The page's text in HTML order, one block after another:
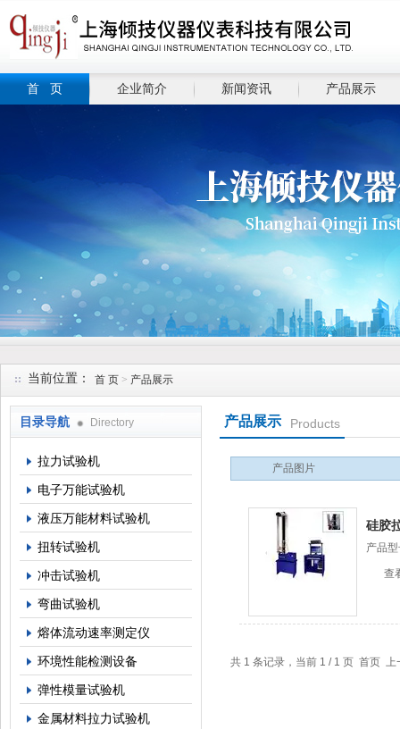
首 页 企业简介 新闻资讯 产品展示
当前位置： 首 页 > 产品展示
目录导航 Directory
拉力试验机
电子万能试验机
液压万能材料试验机
扭转试验机
冲击试验机
弯曲试验机
熔体流动速率测定仪
环境性能检测设备
弹性模量试验机
金属材料拉力试验机
产品展示 Products
产品图片
硅胶
产品
查
共 1 条记录，当前 1 / 1 页 首页